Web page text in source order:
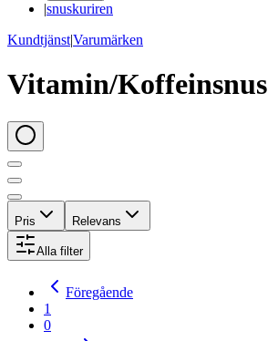
|snuskuriren
Kundtjänst|Varumärken
Vitamin/Koffeinsnus
Pris Relevans
Alla filter
Föregående
1
0